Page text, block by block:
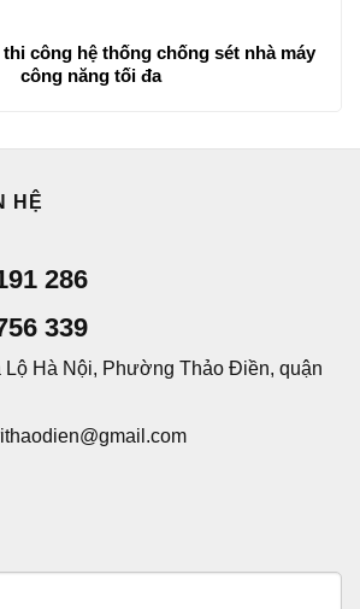
công hệ thống chống sét nhà máy
công năng tối đa
HỆ
286
339
Lộ Hà Nội, Phường Thảo Điền, quận